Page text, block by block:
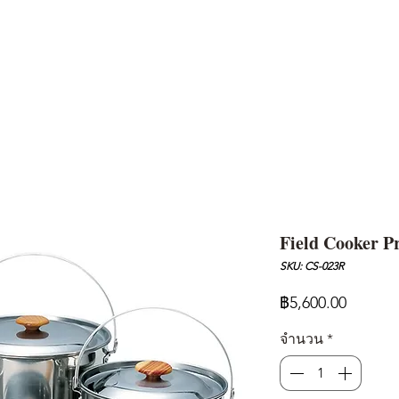
Field Cooker
SKU: CS-023R
฿5,600.00ราคา
จำนวน *